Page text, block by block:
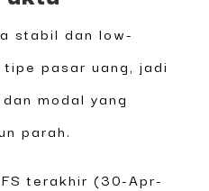
stabil dan low-
pasar uang, jadi
modal yang
parah.
terakhir (30-Apr-